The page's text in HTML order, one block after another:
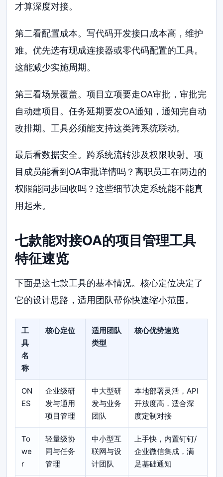
才算深度对接。
第二看配置成本。写代码开发接口成本高，维护
难。优先选有现成连接器或零代码配置的工具。
这能减少实施周期。
第三看场景覆盖。项目立项要走OA审批，审批完
自动建项目。任务延期要发OA通知，通知完自动
改排期。工具必须能支持这类跨系统联动。
最后看数据安全。跨系统流转涉及权限映射。项
目成员能看到OA审批详情吗？离职员工在两边的
权限能同步回收吗？这些细节决定系统能不能真
用起来。
七款能对接OA的项目管理工具
特征速览
下面是这七款工具的基本情况。核心定位决定了
它的设计思路，适用团队帮你快速缩小范围。
工
具
名
称
核心定位
适用团队
类型
核心优势速览
ON
ES
企业级研
发与通用
项目管理
中大型研
发与业务
团队
本地部署灵活，API
开放度高，适合深
度定制对接
To
we
r
轻量级协
同与任务
管理
中小型互
联网与设
计团队
上手快，内置钉钉/
企业微信集成，满
足基础通知